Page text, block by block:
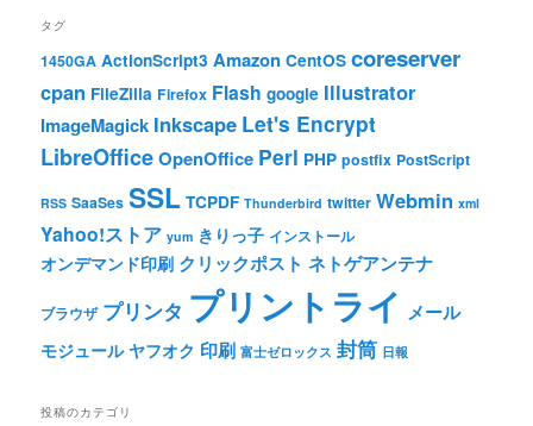
タグ
1450GA ActionScript3 Amazon CentOS coreserver
cpan FileZilla Firefox Flash google Illustrator
ImageMagick Inkscape Let's Encrypt
LibreOfficeOpenOffice Perl PHP postfix PostScript
RSS SaaSes SSL TCPDF Thunderbird twitter Webmin xml
Yahoo!ストア yum きりっ子 インストール
オンデマンド印刷 クリックポスト ネトゲアンテナ
ブラウザ プリンタ プリントライ メール
モジュール ヤフオク 印刷 富士ゼロックス 封筒 日報
投稿のカテゴリ